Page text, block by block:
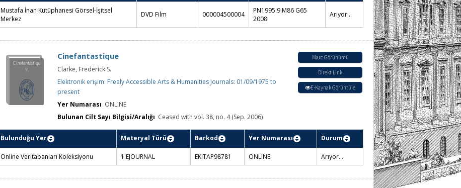
Mustafa İnan Kütüphanesi Görsel-İşitsel
Merkez
DVD Film 000004500004
PN1995.9.M86 G65
2008
Arıyor...
Cinefantastiqu
e
Cinefantastique
Clarke, Frederick S.
Elektronik erişim: Freely Accessible Arts & Humanities Journals: 01/09/1975 to
present
Yer Numarası ONLINE
Bulunan Cilt Sayı Bilgisi/Aralığı Ceased with vol. 38, no. 4 (Sep. 2006)
Marc Görünümü
Direkt Link
E-Kaynak Görüntüle
Bulunduğu Yer Materyal Türü Barkod Yer Numarası Durum
Online Veritabanları Koleksiyonu 1:EJOURNAL EKITAP98781 ONLINE Arıyor...